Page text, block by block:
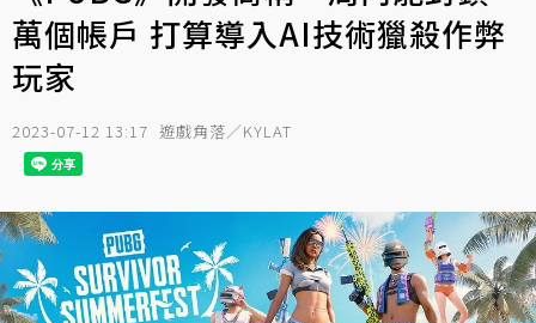
萬個帳戶 打算導入AI技術獵殺作弊
玩家
2023-07-12 13:17 遊戲角落／KYLAT